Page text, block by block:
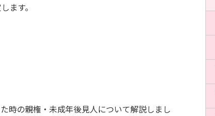
ます。
時の親権・未成年後見人について解説しまし